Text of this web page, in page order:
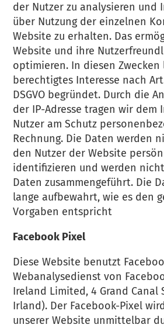
der Nutzer zu analysieren und
über Nutzung der einzelnen
Website zu erhalten. Das
Website und ihre
optimieren. In diesen Zwecken
berechtigtes Interesse nach
DSGVO begründet. Durch die
der IP-Adresse tragen wir dem
Nutzer am Schutz
Rechnung. Die Daten werden
den Nutzer der Website
identifizieren und werden
Daten zusammengeführt. Die
lange aufbewahrt, wie es den
Vorgaben entspricht
Facebook Pixel
Diese Website benutzt
Webanalysedienst von
Ireland Limited, 4 Grand Canal
Irland). Der Facebook-Pixel
unserer Website unmittelbar